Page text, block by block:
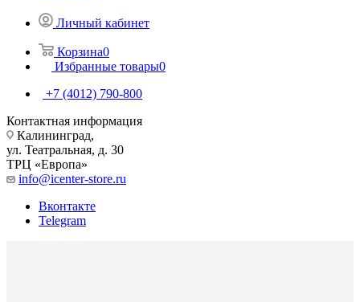
Личный кабинет
Корзина0
Избранные товары0
+7 (4012) 790-800
Контактная информация
Калининград,
ул. Театральная, д. 30
ТРЦ «Европа»
info@icenter-store.ru
Вконтакте
Telegram